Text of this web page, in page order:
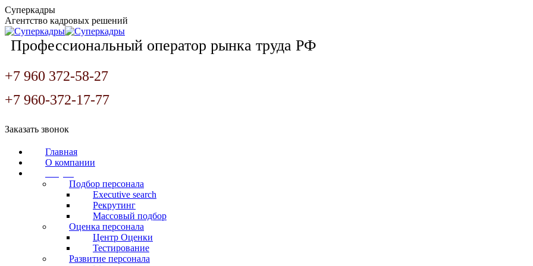
Перейти
к
содержанию
Суперкадры
Агентство кадровых решений
Профессиональный оператор рынка труда РФ
+7 960 372-58-27
+7 960-372-17-77
Страница
открывается
Страница
открывается
Страница
открывается
Заказать звонок
Главная
О компании
Подбор персонала
Executive search
Рекрутинг
Массовый подбор
Оценка персонала
Центр Оценки
Тестирование
Развитие персонала